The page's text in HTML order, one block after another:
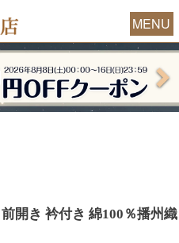
MENU
開き 衿付き 綿100％播州織